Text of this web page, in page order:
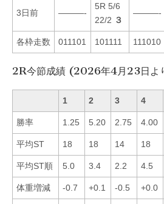
3日前 ———-
5R 5/6
22/2 ３
———-
各枠走数 011101 101111 111010
2R今節成績 (2026年4月23日よ
1 2 3 4
勝率 1.25 5.20 2.75 4.00
平均ST 18 18 14 18
平均ST順 5.0 3.4 2.2 4.5
体重増減 -0.7 +0.1 -0.5 +0.0